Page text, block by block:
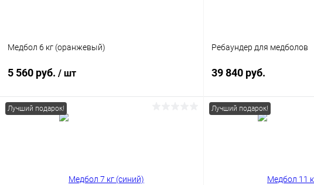
Медбол 6 кг (оранжевый)
5 560 руб. / шт
Ребаундер для медболов
39 840 руб.
Лучший подарок! Лучший подарок!